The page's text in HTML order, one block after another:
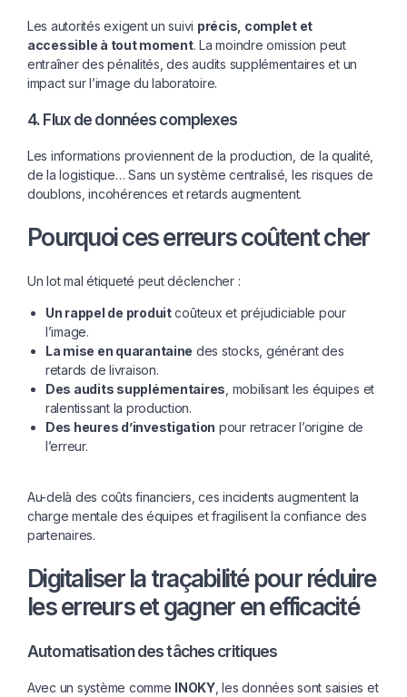
Les autorités exigent un suivi précis, complet et
accessible à tout moment. La moindre omission peut
entraîner des pénalités, des audits supplémentaires et un
impact sur l’image du laboratoire.
4. Flux de données complexes
Les informations proviennent de la production, de la qualité,
de la logistique… Sans un système centralisé, les risques de
doublons, incohérences et retards augmentent.
Pourquoi ces erreurs coûtent cher
Un lot mal étiqueté peut déclencher :
Un rappel de produitcoûteux et préjudiciable pour
l’image.
La mise en quarantaine des stocks, générant des
retards de livraison.
Des audits supplémentaires , mobilisant les équipes et
ralentissant la production.
Des heures d’investigation pour retracer l’origine de
l’erreur.
Au-delà des coûts financiers, ces incidents augmentent la
charge mentale des équipes et fragilisent la confiance des
partenaires.
Digitaliser la traçabilité pour réduire
les erreurs et gagner en efficacité
Automatisation des tâches critiques
Avec un système comme INOKY, les données sont saisies et